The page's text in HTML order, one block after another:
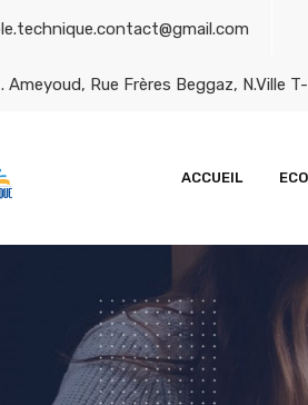
Ameyoud, Rue Frères Beggaz, N.Ville
ACCUEIL